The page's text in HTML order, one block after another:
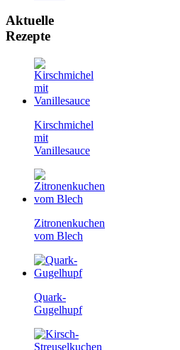
Aktuelle
Rezepte
Kirschmichel
mit
Vanillesauce
Zitronenkuchen
vom Blech
Quark-
Gugelhupf